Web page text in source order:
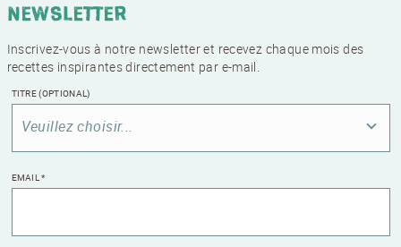
Newsletter
Inscrivez-vous à notre newsletter et recevez chaque mois des
recettes inspirantes directement par e-mail.
TITRE(OPTIONAL)
Veuillez choisir...
EMAIL*